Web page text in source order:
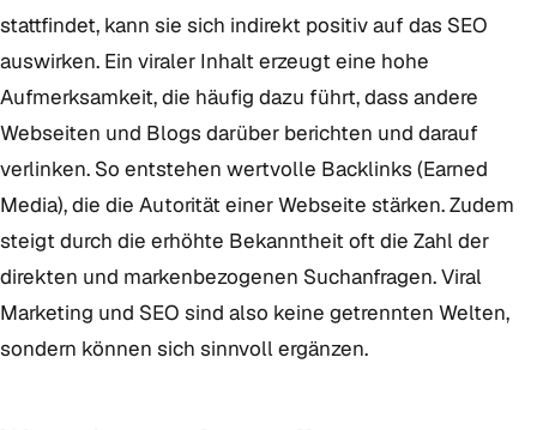
stattfindet, kann sie sich indirekt positiv auf das SEO
auswirken. Ein viraler Inhalt erzeugt eine hohe
Aufmerksamkeit, die häufig dazu führt, dass andere
Webseiten und Blogs darüber berichten und darauf
verlinken. So entstehen wertvolle Backlinks (Earned
Media), die die Autorität einer Webseite stärken. Zudem
steigt durch die erhöhte Bekanntheit oft die Zahl der
direkten und markenbezogenen Suchanfragen. Viral
Marketing und SEO sind also keine getrennten Welten,
sondern können sich sinnvoll ergänzen.